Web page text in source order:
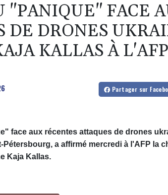
"PANIQUE" FACE
DE DRONES
KALLAS À L'AFP
Partager sur
face aux récentes attaques de drones
a affirmé mercredi à l'AFP la
Kaja Kallas.